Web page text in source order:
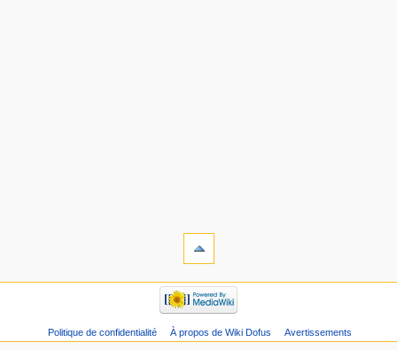
Politique de confidentialité À propos de Wiki Dofus Avertissements